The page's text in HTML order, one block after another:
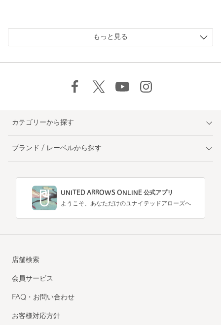
もっと見る
カテゴリーから探す
ブランド / レーベルから探す
UNITED ARROWS ONLINE 公式アプリ
ようこそ、あなただけのユナイテッドアローズへ
店舗検索
会員サービス
FAQ・お問い合わせ
お客様対応方針